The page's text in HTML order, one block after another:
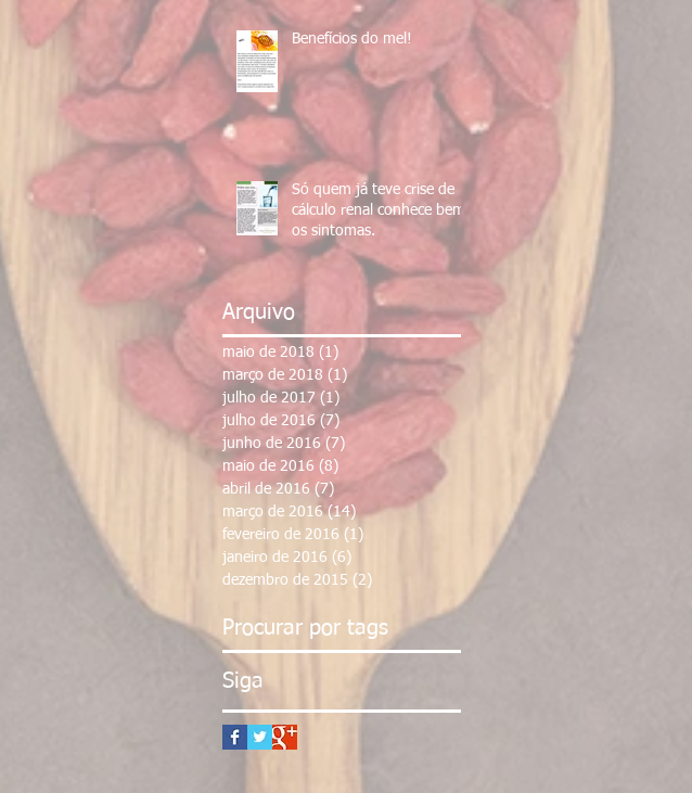
Benefícios do mel!
Só quem já teve crise de
cálculo renal conhece bem
os sintomas.
Arquivo
maio de 2018 (1) 1 post
março de 2018 (1)1 post
julho de 2017 (1)
julho de 2016 (7)7 posts
junho de 2016 (7)
maio de 2016 (8)
abril de 2016 (7)
março de 2016 (14) 14 posts
fevereiro de 2016 (1)
janeiro de 2016 (6)
dezembro de 2015 (2)
Procurar por tags
Siga